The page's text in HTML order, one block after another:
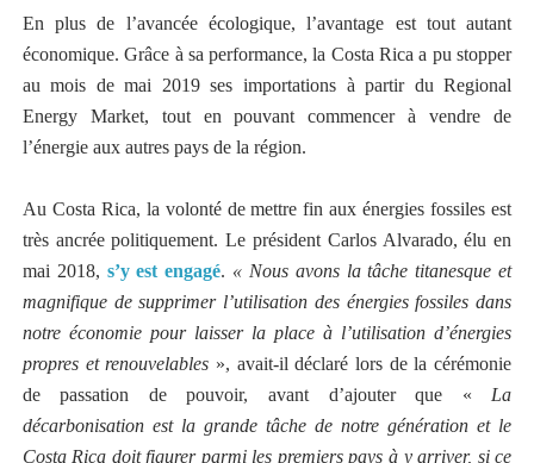
En plus de l’avancée écologique, l’avantage est tout autant
économique. Grâce à sa performance, la Costa Rica a pu stopper
au mois de mai 2019 ses importations à partir du Regional
Energy Market, tout en pouvant commencer à vendre de
l’énergie aux autres pays de la région.
Au Costa Rica, la volonté de mettre fin aux énergies fossiles est
très ancrée politiquement. Le président Carlos Alvarado, élu en
mai 2018, s’y est engagé. « Nous avons la tâche titanesque et
magnifique de supprimer l’utilisation des énergies fossiles dans
notre économie pour laisser la place à l’utilisation d’énergies
propres et renouvelables », avait-il déclaré lors de la cérémonie
de passation de pouvoir, avant d’ajouter que « La
décarbonisation est la grande tâche de notre génération et le
Costa Rica doit figurer parmi les premiers pays à y arriver, si ce